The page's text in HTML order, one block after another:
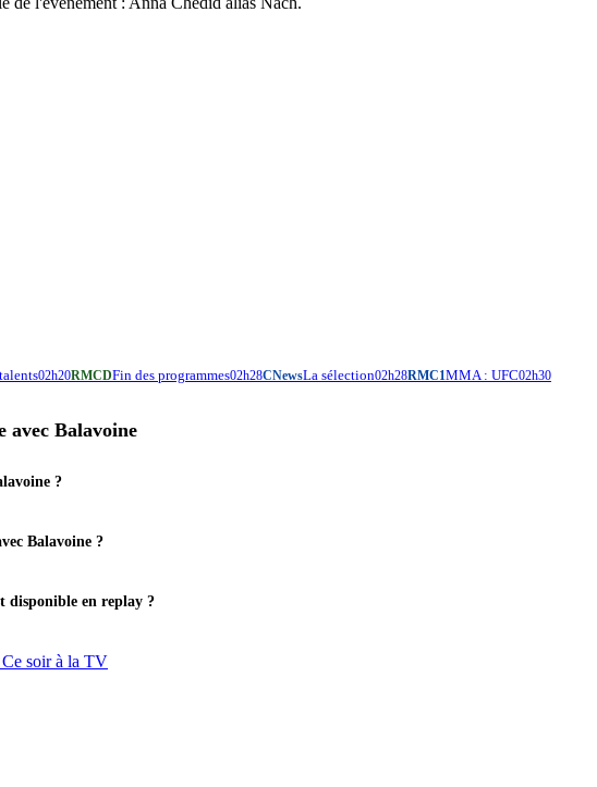
02h20RMCDFin des programmes02h28CNewsLa sélection02h28RMC1MMA : UFC02h30
avec Balavoine
?
Balavoine ?
disponible en replay ?
soir à la TV